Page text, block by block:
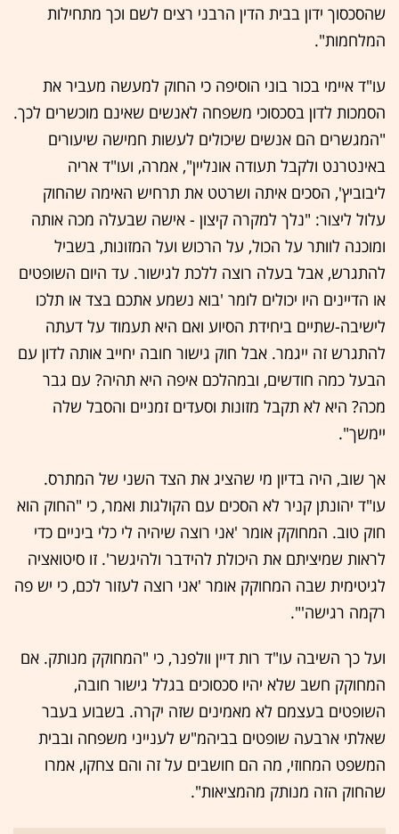
שהסכסוך ידון בבית הדין הרבני רצים לשם וכך מתחילות
המלחמות".
עו"ד איימי בכור בוני הוסיפה כי החוק למעשה מעביר את
הסמכות לדון בסכסוכי משפחה לאנשים שאינם מוכשרים לכך.
"המגשרים הם אנשים שיכולים לעשות חמישה שיעורים
באינטרנט ולקבל תעודה אונליין", אמרה, ועו"ד אריה
ליבוביץ', הסכים איתה ושרטט את תרחיש האימה שהחוק
עלול ליצור: "נלך למקרה קיצון - אישה שבעלה מכה אותה
ומוכנה לוותר על הכול, על הרכוש ועל המזונות, בשביל
להתגרש, אבל בעלה רוצה ללכת לגישור. עד היום השופטים
או הדיינים היו יכולים לומר 'בוא נשמע אתכם בצד או תלכו
לישיבה-שתיים ביחידת הסיוע ואם היא תעמוד על דעתה
להתגרש זה ייגמר. אבל חוק גישור חובה יחייב אותה לדון עם
הבעל כמה חודשים, ובמהלכם איפה היא תהיה? עם גבר
מכה? היא לא תקבל מזונות וסעדים זמניים והסבל שלה
יימשך".
אך שוב, היה בדיון מי שהציג את הצד השני של המתרס.
עו"ד יהונתן קניר לא הסכים עם הקולגות ואמר, כי "החוק הוא
חוק טוב. המחוקק אומר 'אני רוצה שיהיה לי כלי ביניים כדי
לראות שמיציתם את היכולת להידבר ולהיגשר'. זו סיטואציה
לגיטימית שבה המחוקק אומר 'אני רוצה לעזור לכם, כי יש פה
רקמה רגישה'".
ועל כך השיבה עו"ד רות דיין וולפנר, כי "המחוקק מנותק. אם
המחוקק חשב שלא יהיו סכסוכים בגלל גישור חובה,
השופטים בעצמם לא מאמינים שזה יקרה. בשבוע בעבר
שאלתי ארבעה שופטים בביהמ"ש לענייני משפחה ובבית
המשפט המחוזי, מה הם חושבים על זה והם צחקו, אמרו
שהחוק הזה מנותק מהמציאות".